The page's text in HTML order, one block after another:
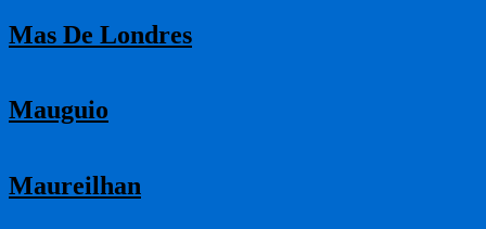
Mas De Londres
Mauguio
Maureilhan